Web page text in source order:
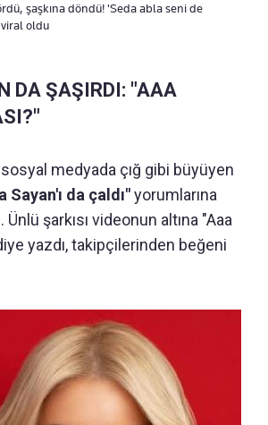
şaşkına döndü! 'Seda abla seni de
viral oldu
DA ŞAŞIRDI: "AAA
medyada çığ gibi büyüyen
Sayan'ı da çaldı"yorumlarına
şarkısı videonun altına "Aaa
yazdı, takipçilerinden beğeni